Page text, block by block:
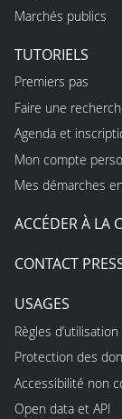
Marchés publics
TUTORIELS
Premiers pas
Faire une
Agenda et
Mon compte
Mes démarches
ACCÉDER À LA
CONTACT
USAGES
Règles
Protection des
Accessibilité non
Open data et API